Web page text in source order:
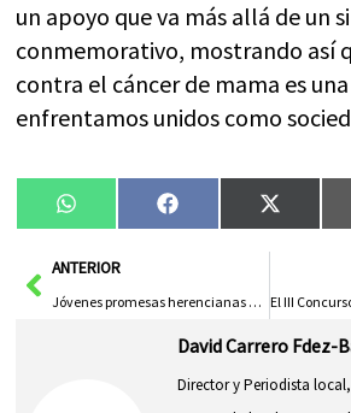
un apoyo que va más allá de un
conmemorativo, mostrando así
contra el cáncer de mama es
enfrentamos unidos como
Compartir
en
WhatsAppCompartir
en
Facebook
en
X
AntANTERIOR
Jóvenes promesas herencianas convocadas para el equipo juvenil femenino de balonmano de Castilla-La Mancha
David Carrero Fdez-
Director y Periodista